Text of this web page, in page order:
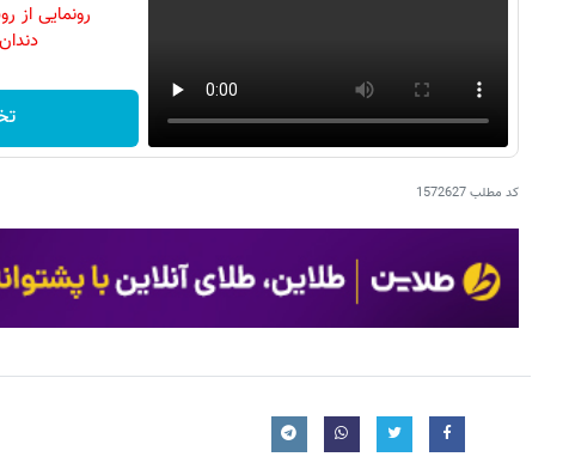
رونمایی از
دندان50%تخفیف🔥
کد مطلب1572627